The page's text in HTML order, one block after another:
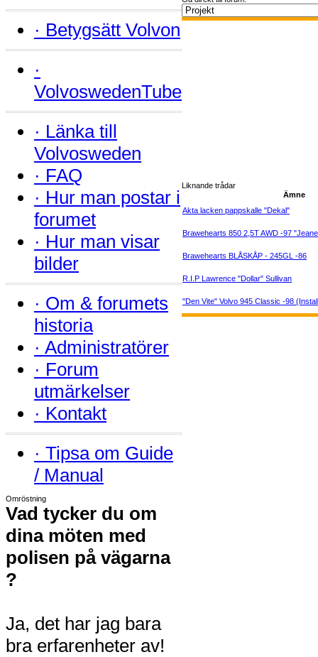
· Betygsätt Volvon
·
VolvoswedenTube
· Länka till
Volvosweden
· FAQ
· Hur man postar i
forumet
· Hur man visar
bilder
· Om & forumets
historia
· Administratörer
· Forum
utmärkelser
· Kontakt
· Tipsa om Guide
/ Manual
Omröstning
Vad tycker du om
dina möten med
polisen på vägarna
?
Ja, det har jag bara
bra erfarenheter av!
Liknande trådar
Ämne
Akta lacken pappskalle "Dekal"
Brawehearts 850 2,5T AWD -97
Brawehearts BLÅSKÅP - 245GL -86
R.I.P Lawrence "Dollar" Sullivan
"Den Vite" Volvo 945 Classic -98